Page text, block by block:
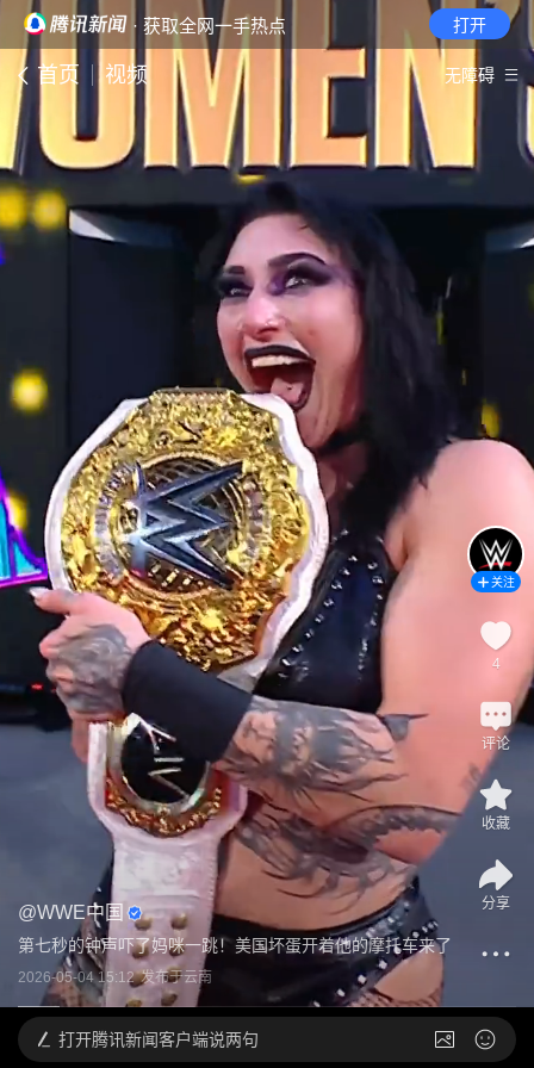
· 获取全网一手热点 打开
首页 视频 无障碍
@WWE中国
第七秒的钟声吓了妈咪一跳！美国坏蛋开着他的摩托车来了
2026-05-04 15:12 发布于云南
关注
4
评论
收藏
分享
打开腾讯新闻客户端说两句